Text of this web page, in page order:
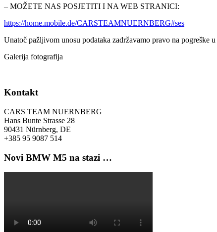
– MOŽETE NAS POSJETITI I NA WEB STRANICI:
https://home.mobile.de/CARSTEAMNUERNBERG#ses
Unatoč pažljivom unosu podataka zadržavamo pravo na pogreške
Galerija fotografija
Kontakt
CARS TEAM NUERNBERG
Hans Bunte Strasse 28
90431 Nürnberg, DE
+385 95 9087 514
Novi BMW M5 na stazi …